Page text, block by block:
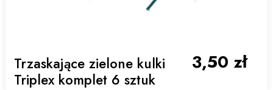
Trzaskające zielone kulki
Triplex komplet 6 sztuk
3,50 zł